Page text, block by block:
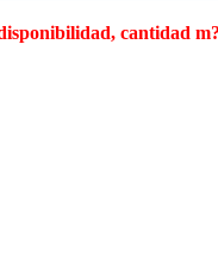
cantidad